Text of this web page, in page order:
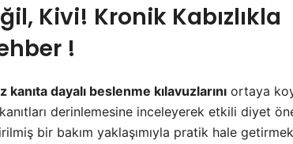
Kivi! Kronik Kabızlıkla
!
kanıta dayalı beslenme kılavuzlarını ortaya
derinlemesine inceleyerek etkili diyet
bir bakım yaklaşımıyla pratik hale